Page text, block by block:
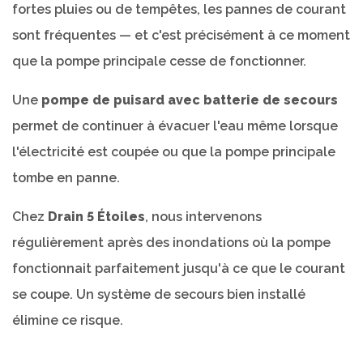
fortes pluies ou de tempêtes, les pannes de courant
sont fréquentes — et c'est précisément à ce moment
que la pompe principale cesse de fonctionner.
Une pompe de puisard avec batterie de secours
permet de continuer à évacuer l'eau même lorsque
l'électricité est coupée ou que la pompe principale
tombe en panne.
Chez Drain 5 Étoiles, nous intervenons
régulièrement après des inondations où la pompe
fonctionnait parfaitement jusqu'à ce que le courant
se coupe. Un système de secours bien installé
élimine ce risque.